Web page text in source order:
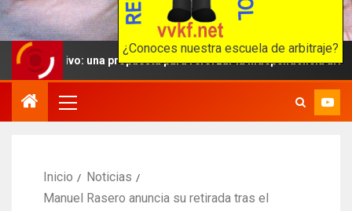
¿Conoces nuestra escuela de arbitraje?
una propuesta para reforzar la independencia arbitral
Inicio
Noticias
Manuel Rasero anuncia su retirada tras el